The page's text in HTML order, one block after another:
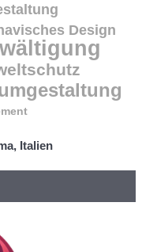
Design
Italien